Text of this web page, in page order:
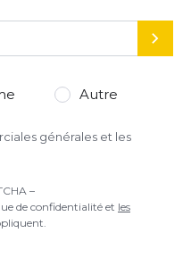
Autre
générales et les
–
de confidentialité et les